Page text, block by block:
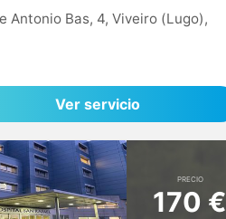
Antonio Bas, 4, Viveiro (Lugo),
Ver servicio
PRECIO
170 €